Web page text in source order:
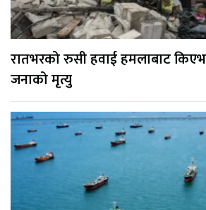
रातभरको रुसी हवाई हमलाबाट किएभ
जनाको मृत्यु